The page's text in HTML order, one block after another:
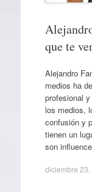
que te
Alejandro
medios ha
profesional
los medios,
confusión y
tienen un
son
diciembre 23,